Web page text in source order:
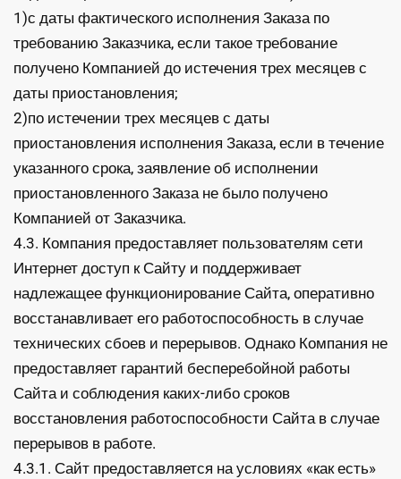
1)с даты фактического исполнения Заказа по
требованию Заказчика, если такое требование
получено Компанией до истечения трех месяцев с
даты приостановления;
2)по истечении трех месяцев с даты
приостановления исполнения Заказа, если в течение
указанного срока, заявление об исполнении
приостановленного Заказа не было получено
Компанией от Заказчика.
4.3. Компания предоставляет пользователям сети
Интернет доступ к Сайту и поддерживает
надлежащее функционирование Сайта, оперативно
восстанавливает его работоспособность в случае
технических сбоев и перерывов. Однако Компания не
предоставляет гарантий бесперебойной работы
Сайта и соблюдения каких-либо сроков
восстановления работоспособности Сайта в случае
перерывов в работе.
4.3.1. Сайт предоставляется на условиях «как есть»